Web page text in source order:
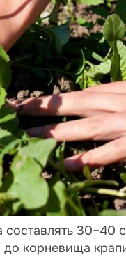
30–40
корневища